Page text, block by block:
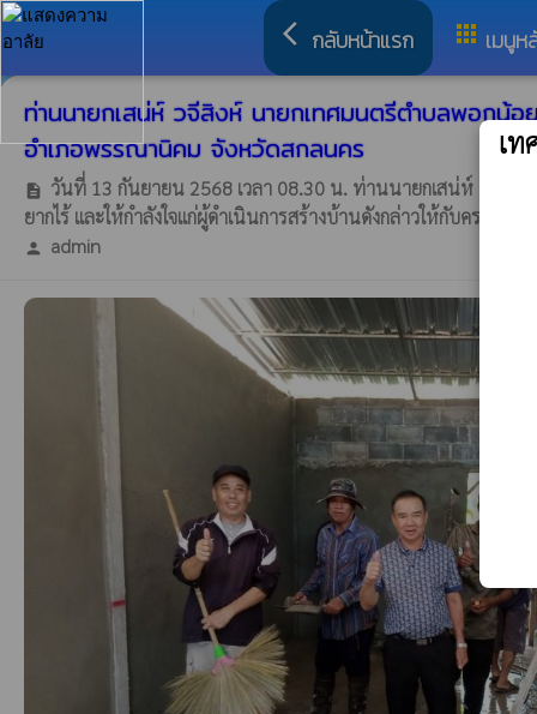
arrow_back_ios กลับหน้าแรก apps เมนูห
ท่านนายกเสน่ห์ วจีสิงห์ นายกเทศมนตรีตำบลพอกน้
อำเภอพรรณานิคม จังหวัดสกลนคร
description วันที่ 13 กันยายน 2568 เวลา 08.30 น. ท่านนายกเสน่ห์ วจีสิง
ยากไร้ และให้กำลังใจแก่ผู้ดำเนินการสร้างบ้านดังกล่าวให้กับคร
person admin
เ